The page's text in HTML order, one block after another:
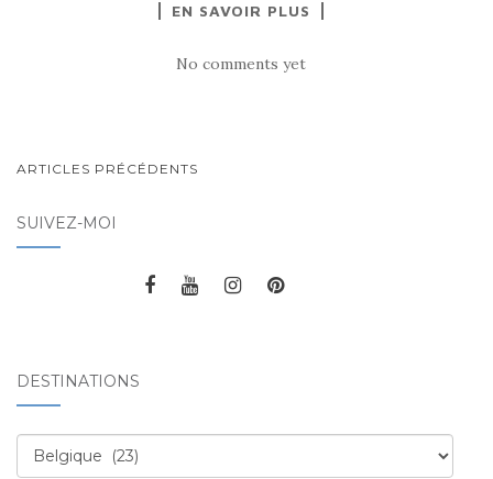
EN SAVOIR PLUS
No comments yet
ARTICLES
ARTICLES PRÉCÉDENTS
SUIVEZ-MOI
DESTINATIONS
Destinations